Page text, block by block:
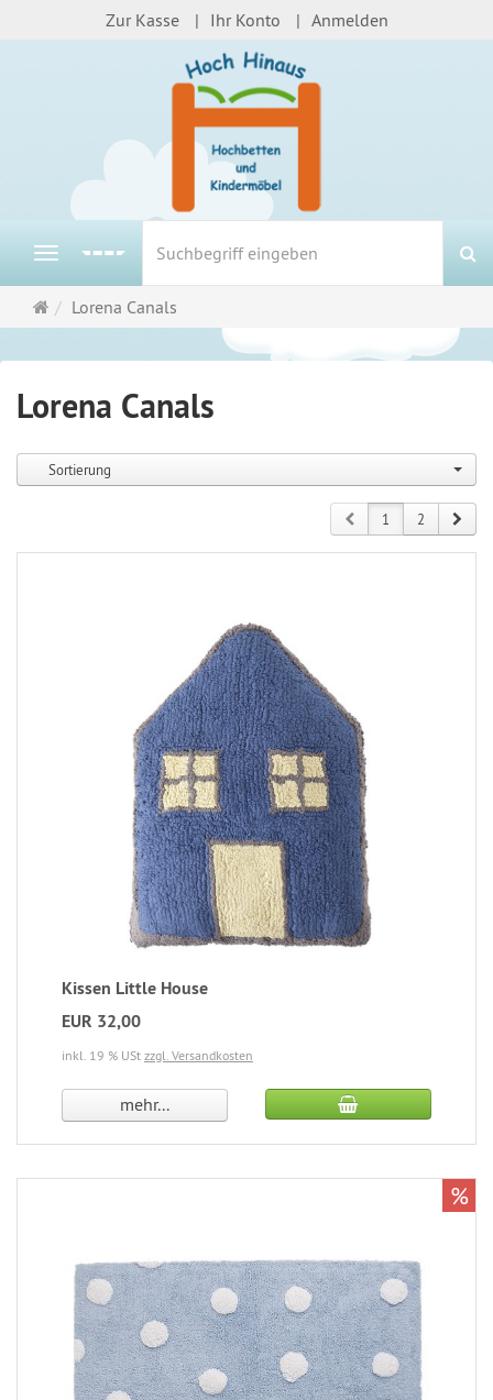
Zur Kasse Ihr Konto Anmelden
Navigation
Startseite
Lorena Canals
Lorena Canals
Sortierung
Prev 1 2
Kissen Little House
EUR 32,00
inkl. 19 % USt zzgl. Versandkosten
mehr...
%